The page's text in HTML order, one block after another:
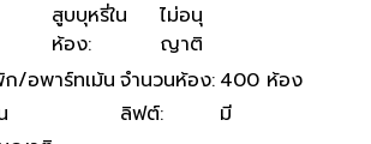
สูบบุหรี่ใน
ห้อง:
ไม่อนุ
ญาติ
/อพาร์ทเม้น จำนวนห้อง: 400 ห้อง
ลิฟต์:
มี